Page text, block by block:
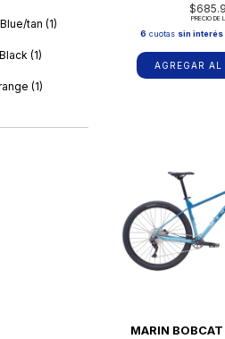
tan (1)
(1)
(1)
PRECIO DE
6 cuotas sin interés
AGREGAR
MARIN